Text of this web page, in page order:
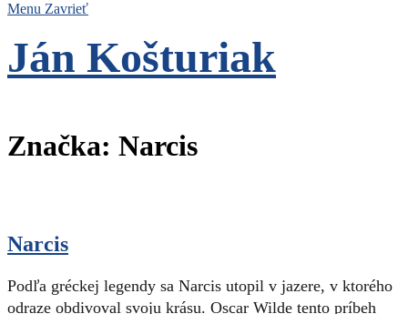
Menu Zavrieť
Ján Košturiak
Značka: Narcis
Narcis
Podľa gréckej legendy sa Narcis utopil v jazere, v ktorého
odraze obdivoval svoju krásu. Oscar Wilde tento príbeh